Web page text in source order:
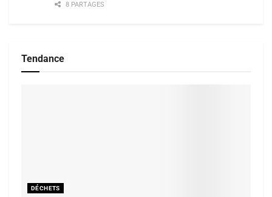
8 PARTAGES
Tendance
DÉCHETS